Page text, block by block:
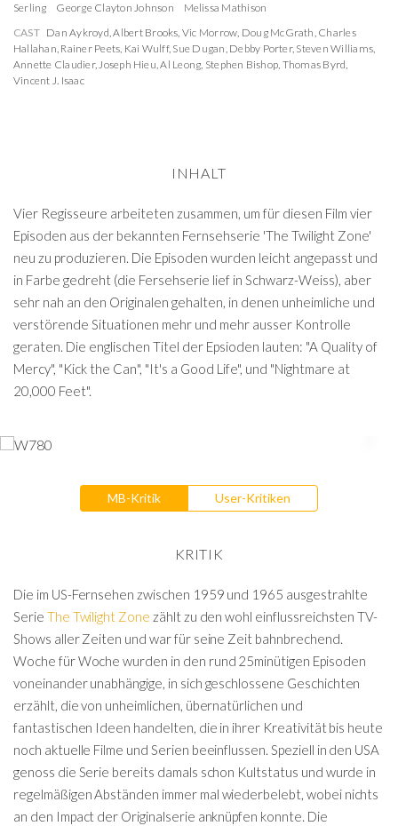
Serling
George Clayton Johnson
Melissa Mathison
CAST Dan Aykroyd,Albert Brooks, Vic Morrow, Doug McGrath, Charles
Hallahan, Rainer Peets, Kai Wulff, Sue Dugan, Debby Porter, Steven Williams,
Annette Claudier,Joseph Hieu,Al Leong, Stephen Bishop, Thomas Byrd,
Vincent J. Isaac
INHALT
Vier Regisseure arbeiteten zusammen, um für diesen Film vier
Episoden aus der bekannten Fernsehserie 'The Twilight Zone'
neu zu produzieren. Die Episoden wurden leicht angepasst und
in Farbe gedreht (die Fersehserie lief in Schwarz-Weiss), aber
sehr nah an den Originalen gehalten, in denen unheimliche und
verstörende Situationen mehr und mehr ausser Kontrolle
geraten. Die englischen Titel der Epsioden lauten: "A Quality of
Mercy", "Kick the Can", "It's a Good Life", und "Nightmare at
20,000 Feet".
MB-Kritik User-Kritiken
KRITIK
Die im US-Fernsehen zwischen 1959 und 1965 ausgestrahlte
Serie The Twilight Zone zählt zu den wohl einflussreichsten TV-
Shows aller Zeiten und war für seine Zeit bahnbrechend.
Woche für Woche wurden in den rund 25minütigen Episoden
voneinander unabhängige, in sich geschlossene Geschichten
erzählt, die von unheimlichen, übernatürlichen und
fantastischen Ideen handelten, die in ihrer Kreativität bis heute
noch aktuelle Filme und Serien beeinflussen. Speziell in den USA
genoss die Serie bereits damals schon Kultstatus und wurde in
regelmäßigen Abständen immer mal wiederbelebt, wobei nichts
an den Impact der Originalserie anknüpfen konnte. Die